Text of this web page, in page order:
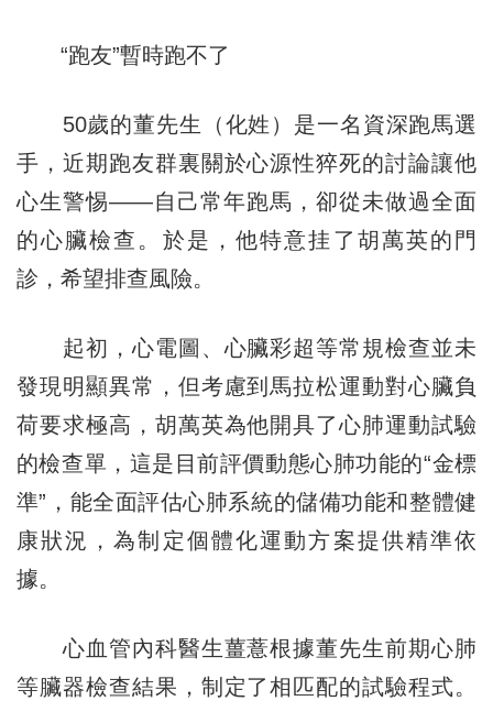
“跑友”暫時跑不了
50歲的董先生（化姓）是一名資深跑馬選
手，近期跑友群裏關於心源性猝死的討論讓他
心生警惕——自己常年跑馬，卻從未做過全面
的心臟檢查。於是，他特意挂了胡萬英的門
診，希望排查風險。
起初，心電圖、心臟彩超等常規檢查並未
發現明顯異常，但考慮到馬拉松運動對心臟負
荷要求極高，胡萬英為他開具了心肺運動試驗
的檢查單，這是目前評價動態心肺功能的“金標
準”，能全面評估心肺系統的儲備功能和整體健
康狀況，為制定個體化運動方案提供精準依
據。
心血管內科醫生薑薏根據董先生前期心肺
等臟器檢查結果，制定了相匹配的試驗程式。